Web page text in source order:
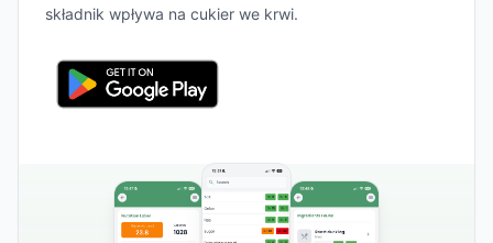
składnik wpływa na cukier we krwi.